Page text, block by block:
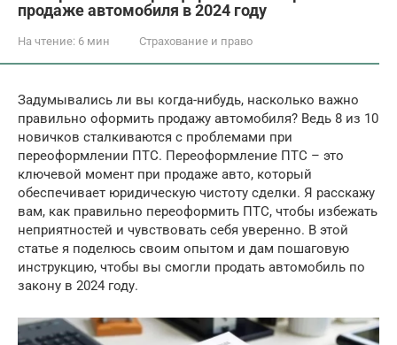
продаже автомобиля в 2024 году
На чтение: 6 мин Страхование и право
Задумывались ли вы когда-нибудь, насколько важно
правильно оформить продажу автомобиля? Ведь 8 из 10
новичков сталкиваются с проблемами при
переоформлении ПТС. Переоформление ПТС – это
ключевой момент при продаже авто, который
обеспечивает юридическую чистоту сделки. Я расскажу
вам, как правильно переоформить ПТС, чтобы избежать
неприятностей и чувствовать себя уверенно. В этой
статье я поделюсь своим опытом и дам пошаговую
инструкцию, чтобы вы смогли продать автомобиль по
закону в 2024 году.